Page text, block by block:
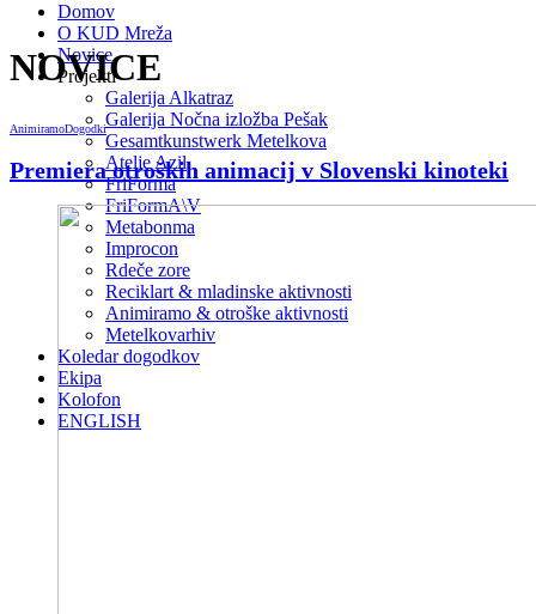
Domov
O KUD Mreža
Novice
Projekti
Galerija Alkatraz
Galerija Nočna izložba Pešak
Gesamtkunstwerk Metelkova
Atelje Azil
FriForma
FriFormA\V
Metabonma
Improcon
Rdeče zore
Reciklart & mladinske aktivnosti
Animiramo & otroške aktivnosti
Metelkovarhiv
Koledar dogodkov
Ekipa
Kolofon
ENGLISH
NOVICE
AnimiramoDogodki
Premiera otroških animacij v Slovenski kinoteki